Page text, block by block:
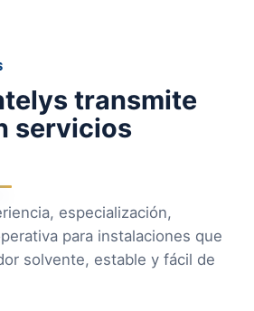
transmite
servicios
especialización,
para instalaciones que
solvente, estable y fácil de